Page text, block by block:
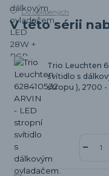
Do oblíbených
V této sérii
Trio Leuchten
svítidlo s
stropu ), 2700